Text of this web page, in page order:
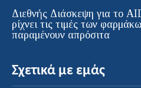
Διεθνής Διάσκεψη για το
ρίχνει τις τιμές των
παραμένουν απρόσιτα
Σχετικά με εμάς